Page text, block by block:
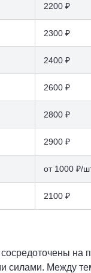
2200 ₽
2300 ₽
2400 ₽
2600 ₽
2800 ₽
2900 ₽
от 1000 ₽/
2100 ₽
на
силами. Между